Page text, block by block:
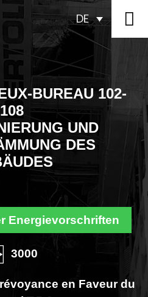
DE
BUREAU 102-
108
UND
DES
Energievorschriften
3000
en Faveur du